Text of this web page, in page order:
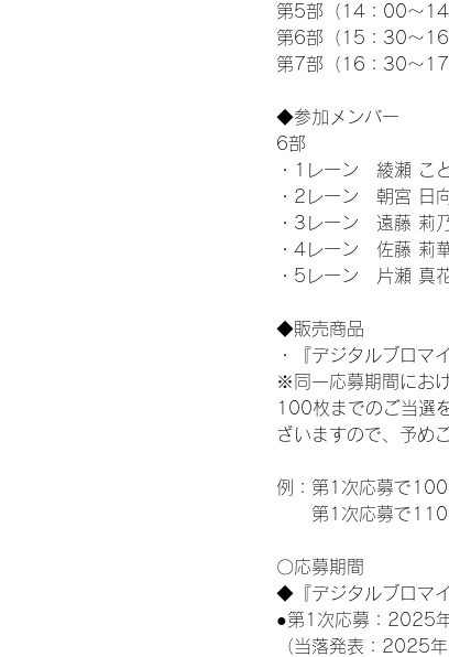
第5部（14：00～14
第6部（15：30～16
第7部（16：30～17
◆参加メンバー
6部
・1レーン　綾瀬 こ
・2レーン　朝宮 日
・3レーン　遠藤 莉
・4レーン　佐藤 莉
・5レーン　片瀬 真
◆販売商品
・『デジタルブロ
※同一応募期間にお
100枚までのご当選
ざいますので、予め
例：第1次応募で
第1次応募で110
〇応募期間
◆『デジタルブロマ
●第1次応募：2025
（当落発表：2025